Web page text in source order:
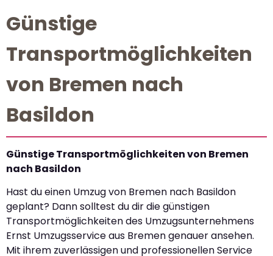
Günstige
Transportmöglichkeiten
von Bremen nach
Basildon
Günstige Transportmöglichkeiten von Bremen
nach Basildon
Hast du einen Umzug von Bremen nach Basildon
geplant? Dann solltest du dir die günstigen
Transportmöglichkeiten des Umzugsunternehmens
Ernst Umzugsservice aus Bremen genauer ansehen.
Mit ihrem zuverlässigen und professionellen Service